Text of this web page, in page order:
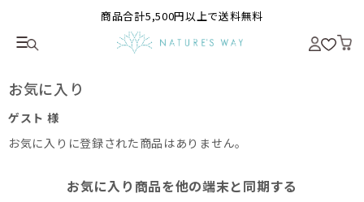
商品合計5,500円以上で送料無料
お気に入り
ゲスト 様
お気に入りに登録された商品はありません。
お気に入り商品を他の端末と同期する